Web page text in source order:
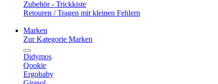
Zubehör - Trickkiste
Retouren / Tragen mit kleinen Fehlern
Marken
Zur Kategorie Marken
Didymos
Qookie
Ergobaby